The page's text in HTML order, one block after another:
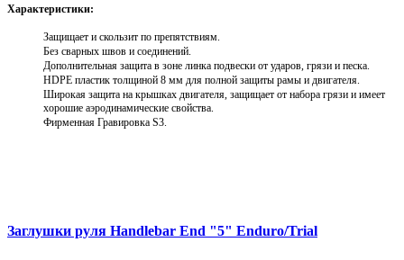
Характеристики:
Защищает и скользит по препятствиям.
Без сварных швов и соединений.
Дополнительная защита в зоне линка подвески от ударов, грязи и песка.
HDPE пластик толщиной 8 мм для полной защиты рамы и двигателя.
Широкая защита на крышках двигателя, защищает от набора грязи и имеет
хорошие аэродинамические свойства.
Фирменная Гравировка S3.
Заглушки руля Handlebar End "5" Enduro/Trial